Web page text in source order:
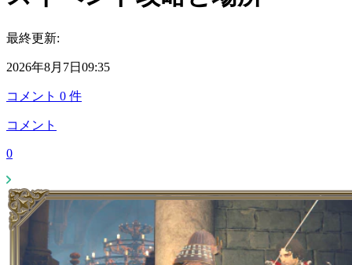
最終更新:
2026年8月7日09:35
コメント 0 件
コメント
0